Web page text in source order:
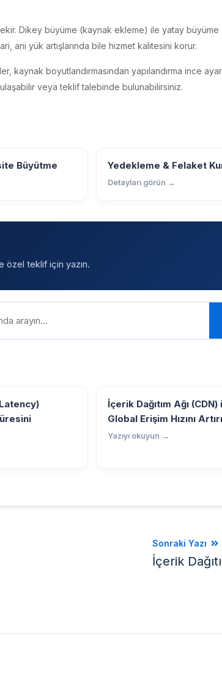
Dikey büyüme (kaynak ekleme) ile yatay
ani yük artışlarında bile hizmet kalitesini korur.
kaynak boyutlandırmasından yapılandırma ince
veya teklif talebinde bulunabilirsiniz.
Büyütme Yedekleme & Felaket
Detayları görün →
özel teklif için yazın.
İçerik Dağıtım Ağı (CDN)
Global Erişim Hızını
Yazıyı okuyun →
Sonraki Yazı
İçerik